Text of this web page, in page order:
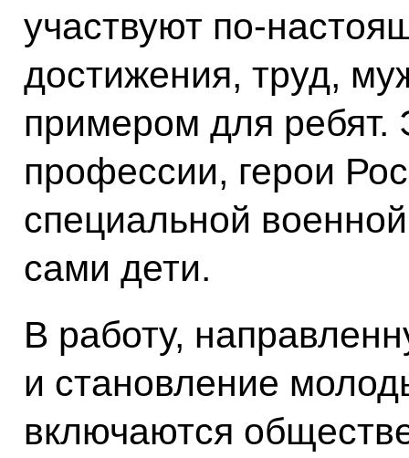
участвуют по-
достижения, труд,
примером для ребят.
профессии, герои
специальной
сами дети.
В работу,
и становление
включаются